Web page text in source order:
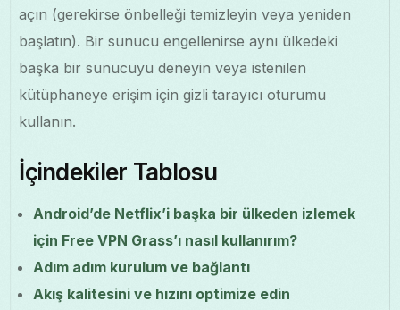
açın (gerekirse önbelleği temizleyin veya yeniden
başlatın). Bir sunucu engellenirse aynı ülkedeki
başka bir sunucuyu deneyin veya istenilen
kütüphaneye erişim için gizli tarayıcı oturumu
kullanın.
İçindekiler Tablosu
Android’de Netflix’i başka bir ülkeden izlemek
için Free VPN Grass’ı nasıl kullanırım?
Adım adım kurulum ve bağlantı
Akış kalitesini ve hızını optimize edin